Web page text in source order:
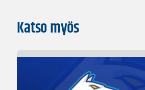
Katso myös